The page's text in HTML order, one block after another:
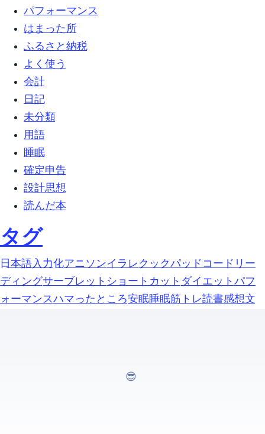
パフォーマンス (1)
はまった所 (12)
ふるさと納税 (4)
よく使う (1)
会計 (1)
日記 (13)
未分類 (63)
用語 (2)
睡眠 (1)
確定申告 (1)
設計思想 (5)
読んだ本 (1)
タグ
google-日本語入力 (1)https化 (1)アニソン (1)イラレ (1) クックパッド (1) コードリー
ディング (1)サーブレット (1) ショートカット (1) ダイエット (1) パフ
ォーマンス (1)ハマったところ (1)安眠 (1)睡眠 (1)筋トレ (1)読書感想文 (1)
GOING THIS WAY...😎